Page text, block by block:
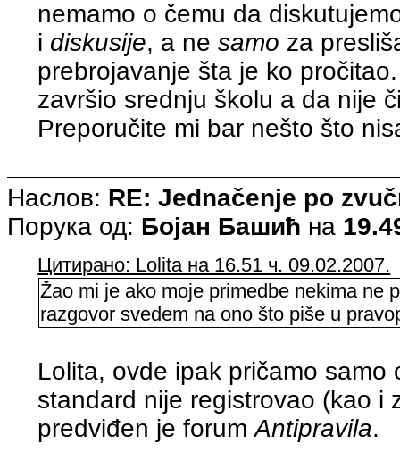
nemamo o čemu da
i diskusije, a nesamo za
prebrojavanje šta je ko
završio srednju školu a da nije
Preporučite mi bar nešto što
Наслов: RE: Jednačenje po
Порука од: Бојан Башић на
Цитирано: Lolita на 16.51 ч. 09.02.2007.
Žao mi je ako moje primedbe nekima ne
razgovor svedem na ono što piše u
Lolita, ovde ipak pričamo
standard nije registrovao (kao i
predviđen je forumAntipravila.